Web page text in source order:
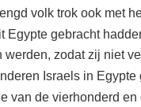
volk trok ook met
Egypte gebracht
zodat zij niet
Israels in
van de vierhonderd